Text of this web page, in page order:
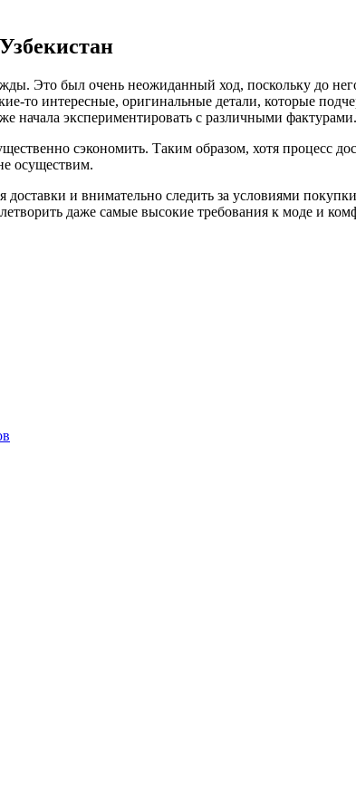
Это был очень неожиданный ход, поскольку до
то интересные, оригинальные детали, которые
начала экспериментировать с различными фактурами.
сэкономить. Таким образом, хотя процесс
осуществим.
и внимательно следить за условиями
даже самые высокие требования к моде и